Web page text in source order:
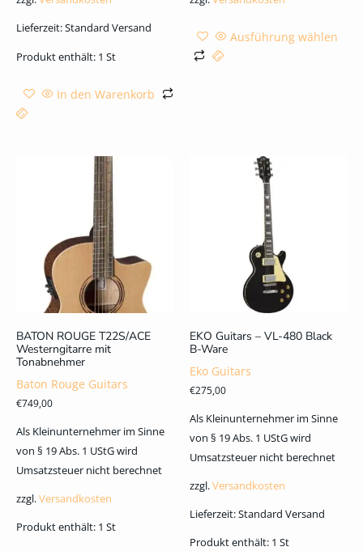
Lieferzeit:Standard Versand
Produkt enthält: 1 St
In den Warenkorb
Ausführung wählen
BATON ROUGE T22S/ACE
Westerngitarre mit
Tonabnehmer
Baton Rouge Guitars
€749,00
Als Kleinunternehmer im Sinne
von § 19 Abs. 1 UStG wird
Umsatzsteuer nicht berechnet
zzgl.Versandkosten
Produkt enthält: 1 St
EKO Guitars – VL-480 Black
B-Ware
Eko Guitars
€275,00
Als Kleinunternehmer im Sinne
von § 19 Abs. 1 UStG wird
Umsatzsteuer nicht berechnet
zzgl.Versandkosten
Lieferzeit:Standard Versand
Produkt enthält: 1 St